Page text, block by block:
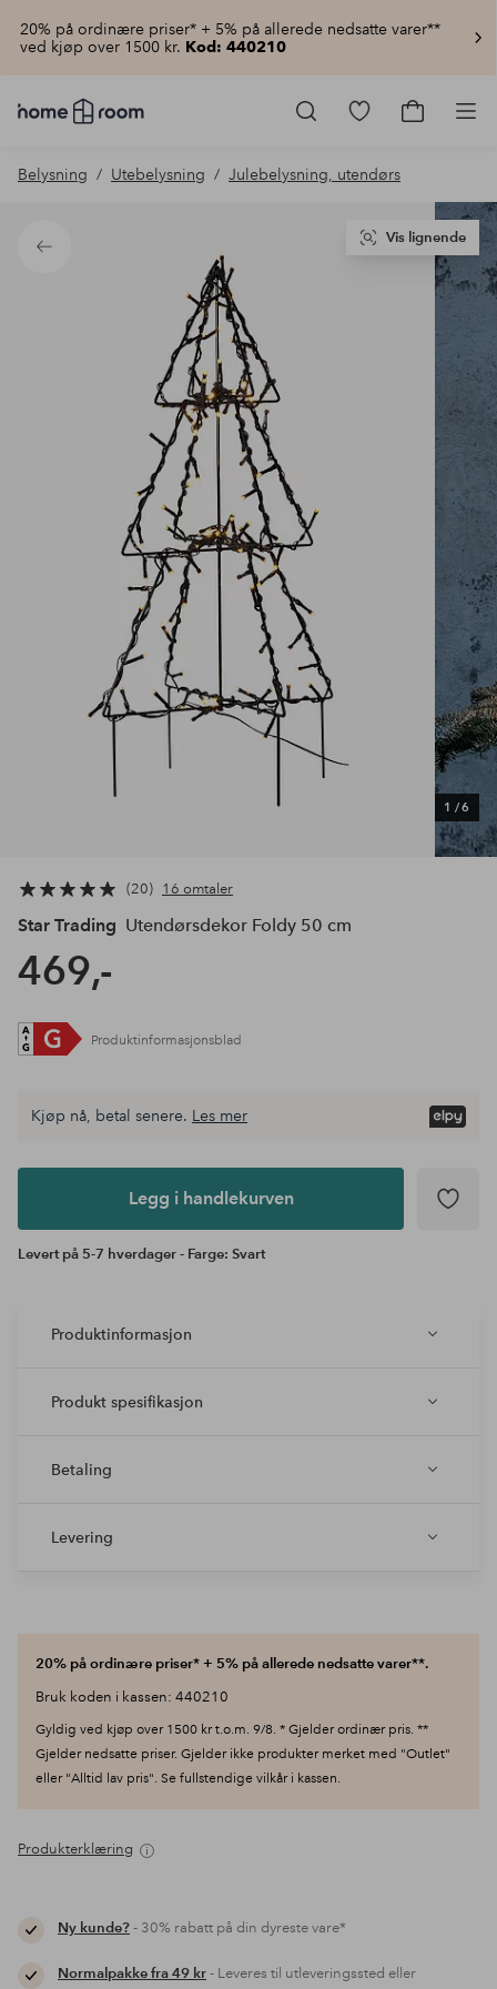
20% på ordinære priser* + 5% på allerede nedsatte varer**
ved kjøp over 1500 kr. Kod: 440210
Homeroom
–
hjemmet
pris
Gå
produkter
Gå
Belysning Utebelysning Julebelysning, utendørs
Tilbake
1 /6
Vis lignende
20 16 omtaler
Star Trading Utendørsdekor Foldy 50 cm
469,-
Produktinformasjonsblad
Legg i
Kjøp nå, betal senere. Les mer
Legg i handlekurven
Levert på 5-7 hverdager - Farge: Svart
Produktinformasjon
Produkt spesifikasjon
Betaling
Levering
20% på ordinære priser* + 5% på allerede nedsatte varer**.
Bruk koden i kassen: 440210
Gyldig ved kjøp over 1500 kr t.o.m. 9/8. * Gjelder ordinær pris. **
Gjelder nedsatte priser. Gjelder ikke produkter merket med "Outlet"
eller "Alltid lav pris". Se fullstendige vilkår i kassen.
Produkterklæring
Ny kunde?- 30% rabatt på din dyreste vare*
Normalpakke fra 49 kr- Leveres til utleveringssted eller